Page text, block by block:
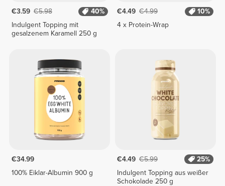
€3.59 €5.98
40%
Indulgent Topping mit
gesalzenem Karamell 250 g
€4.49 €4.99
10%
4 x Protein-Wrap
€34.99
100% Eiklar-Albumin 900 g
€4.49 €5.99
25%
Indulgent Topping aus weißer
Schokolade 250 g